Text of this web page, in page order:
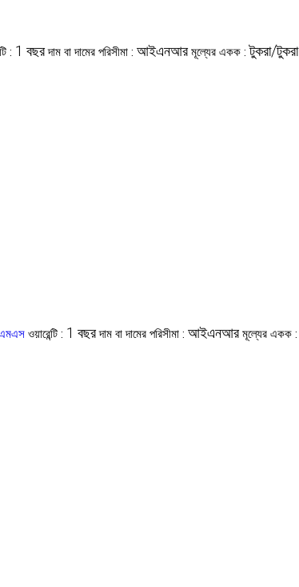
: 1 বছর দাম বা দামের পরিসীমা : আইএনআর মূল্যের একক : টুকরা/টুকরা
ওয়ারেন্টি : 1 বছর দাম বা দামের পরিসীমা : আইএনআর মূল্যের একক :